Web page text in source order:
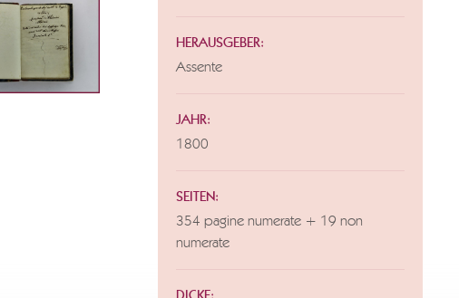
HERAUSGEBER:
Assente
JAHR:
1800
SEITEN:
354 pagine numerate + 19 non
numerate